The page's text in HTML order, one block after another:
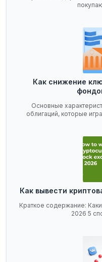
Как снижение
Основные
облигаций, которые
Как вывести
Краткое содержание:
2026 5